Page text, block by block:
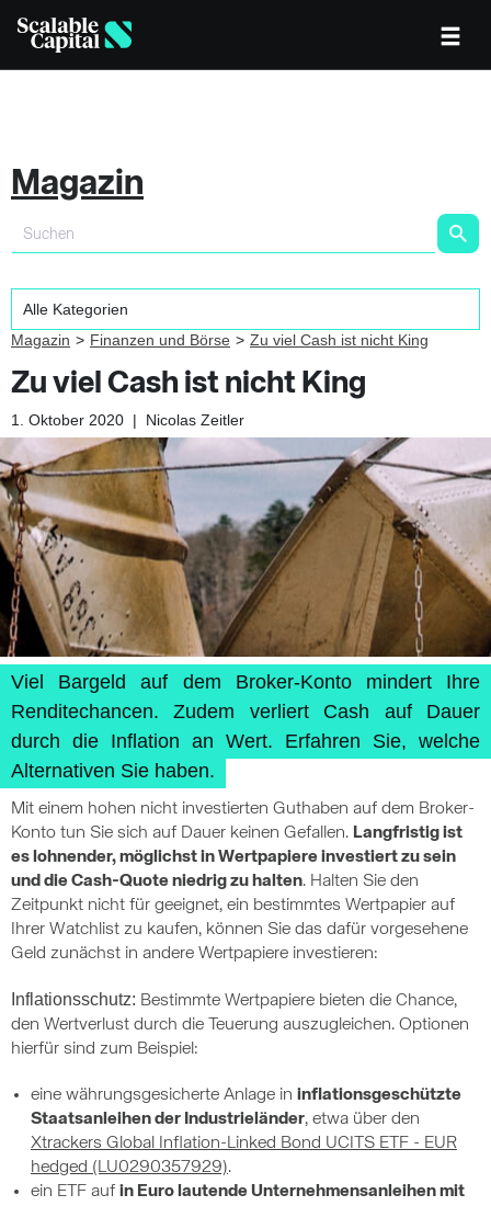
Magazin
Magazin Finanzen und Börse Zu viel Cash ist nicht King
Zu viel Cash ist nicht King
1. Oktober 2020 | Nicolas Zeitler
Viel Bargeld auf dem Broker-Konto mindert Ihre
Renditechancen. Zudem verliert Cash auf Dauer
durch die Inflation an Wert. Erfahren Sie, welche
Alternativen Sie haben.
Mit einem hohen nicht investierten Guthaben auf dem Broker-
Konto tun Sie sich auf Dauer keinen Gefallen. Langfristig ist
es lohnender, möglichst in Wertpapiere investiert zu sein
und die Cash-Quote niedrig zu halten. Halten Sie den
Zeitpunkt nicht für geeignet, ein bestimmtes Wertpapier auf
Ihrer Watchlist zu kaufen, können Sie das dafür vorgesehene
Geld zunächst in andere Wertpapiere investieren:
Inflationsschutz: Bestimmte Wertpapiere bieten die Chance,
den Wertverlust durch die Teuerung auszugleichen. Optionen
hierfür sind zum Beispiel:
eine währungsgesicherte Anlage in inflationsgeschützte
Staatsanleihen der Industrieländer, etwa über den
Xtrackers Global Inflation-Linked Bond UCITS ETF - EUR
hedged (LU0290357929).
ein ETF auf in Euro lautende Unternehmensanleihen mit